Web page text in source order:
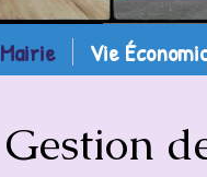
Mairie Vie
Gestion